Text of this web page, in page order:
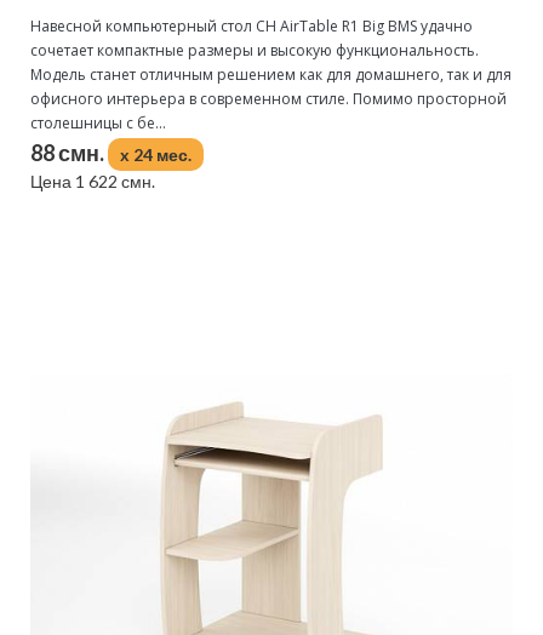
Навесной компьютерный стол CH AirTable R1 Big BMS удачно
сочетает компактные размеры и высокую функциональность.
Модель станет отличным решением как для домашнего, так и для
офисного интерьера в современном стиле. Помимо просторной
столешницы с бе...
88 смн.
x 24 мес.
Цена 1 622 смн.